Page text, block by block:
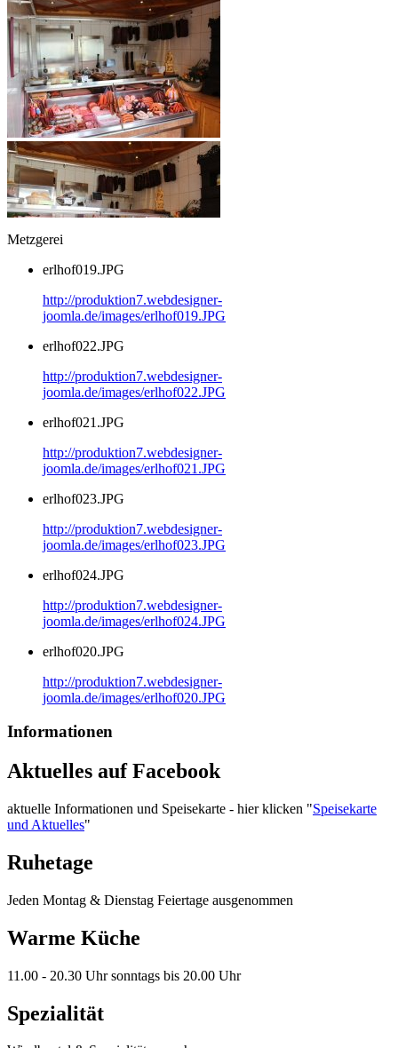
Metzgerei
erlhof019.JPG
http://produktion7.webdesigner-
joomla.de/images/erlhof019.JPG
erlhof022.JPG
http://produktion7.webdesigner-
joomla.de/images/erlhof022.JPG
erlhof021.JPG
http://produktion7.webdesigner-
joomla.de/images/erlhof021.JPG
erlhof023.JPG
http://produktion7.webdesigner-
joomla.de/images/erlhof023.JPG
erlhof024.JPG
http://produktion7.webdesigner-
joomla.de/images/erlhof024.JPG
erlhof020.JPG
http://produktion7.webdesigner-
joomla.de/images/erlhof020.JPG
Informationen
Aktuelles auf Facebook
aktuelle Informationen und Speisekarte - hier klicken "Speisekarte
und Aktuelles"
Ruhetage
Jeden Montag & Dienstag Feiertage ausgenommen
Warme Küche
11.00 - 20.30 Uhr sonntags bis 20.00 Uhr
Spezialität